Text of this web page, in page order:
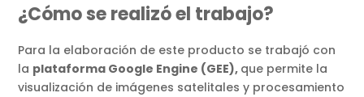
¿Cómo se realizó el trabajo?
Para la elaboración de este producto se trabajó con
la plataforma Google Engine (GEE), que permite la
visualización de imágenes satelitales y procesamiento